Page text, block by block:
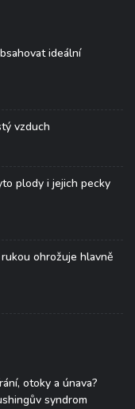
ideální
vzduch
plody i jejich pecky
ohrožuje hlavně
otoky a únava?
syndrom